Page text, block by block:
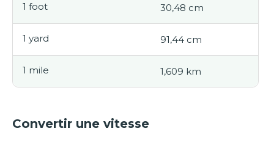
1 foot 30,48 cm
1 yard 91,44 cm
1 mile 1,609 km
Convertir une vitesse